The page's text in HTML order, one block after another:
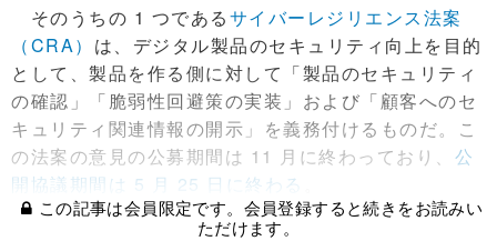
そのうちの 1 つであるサイバーレジリエンス法案
（CRA） は、デジタル製品のセキュリティ向上を目的
として、製品を作る側に対して「製品のセキュリティ
の確認」「脆弱性回避策の実装」および「顧客へのセ
キュリティ関連情報の開示」を義務付けるものだ。こ
の法案の意見の公募期間は 11 月に終わっており、 公
開協議期間は 5 月 25 日に終わる
この記事は会員限定です。会員登録すると続きをお読みい
ただけます。